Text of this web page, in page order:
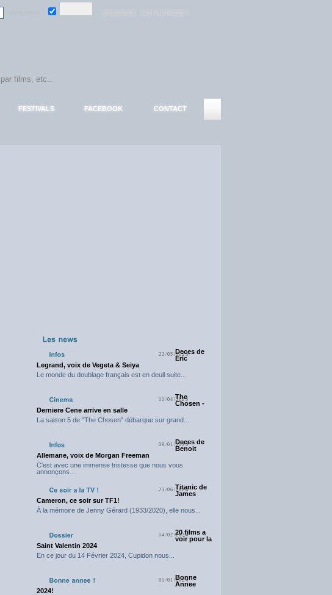
FESTIVALS FACEBOOK CONTACT
22/05/2025Deces de
Eric
Legrand, voix de Vegeta & Seiya
Le monde du doublage français est en deuil suite...
11/04/2025
The
Chosen -
Derniere Cene arrive en salle
La saison 5 de "The Chosen" débarque sur grand...
09/01/2025Deces de
Benoit
Allemane, voix de Morgan Freeman
C'est avec une immense tristesse que nous vous
annonçons...
23/06/2024Titanic de
James
Cameron, ce soir sur TF1!
À la mémoire de Jenny Gérard (1933/2020), elle nous...
14/02/202420 films a
voir pour la
Saint Valentin 2024
En ce jour du 14 Février 2024, Cupidon nous...
01/01/2024
Bonne
Annee
2024!